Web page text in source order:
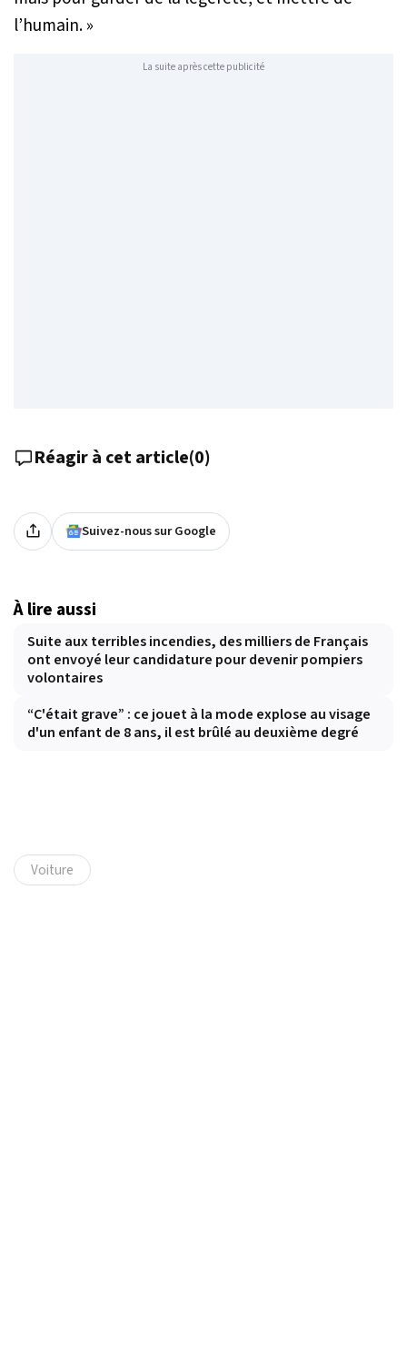
l’humain. »
La suite après cette publicité
Réagir à cet article(0)
Suivez-nous sur Google
À lire aussi
Suite aux terribles incendies, des milliers de Français
ont envoyé leur candidature pour devenir pompiers
volontaires
“C'était grave” : ce jouet à la mode explose au visage
d'un enfant de 8 ans, il est brûlé au deuxième degré
Voiture